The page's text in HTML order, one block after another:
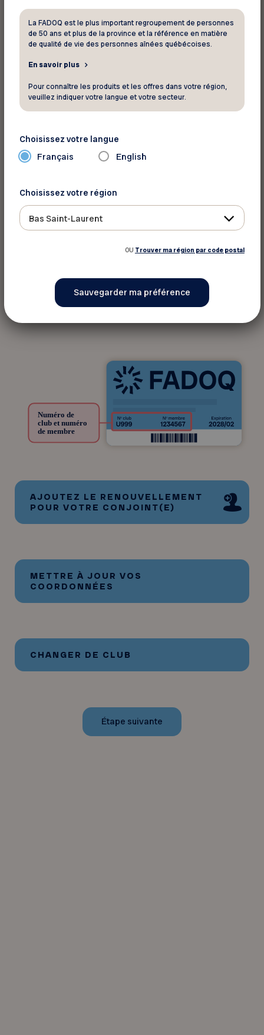
RENOUVELER
* Numéro de membre - 7 chiffres
* Numéro du club - 1 lettre et 3 chiffres
* Code postal
* Téléphone
AJOUTEZ LE RENOUVELLEMENT
POUR VOTRE CONJOINT(E)
METTRE À JOUR VOS
COORDONNÉES
CHANGER DE CLUB
Étape suivante
La FADOQ est le plus important regroupement de personnes
de 50 ans et plus de la province et la référence en matière
de qualité de vie des personnes aînées québécoises.
En savoir plus
Pour connaître les produits et les offres dans votre région,
veuillez indiquer votre langue et votre secteur.
Choisissez votre langue
Français English
Choisissez votre région
Bas Saint-Laurent
OU Trouver ma région par code postal